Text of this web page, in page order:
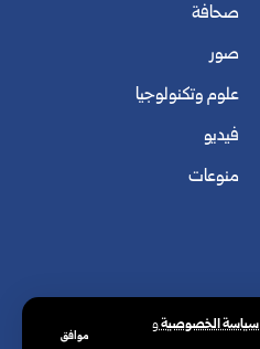
سياسة الخصوصيةو
موافق
صحافة
صور
علوم وتكنولوجيا
فيديو
منوعات